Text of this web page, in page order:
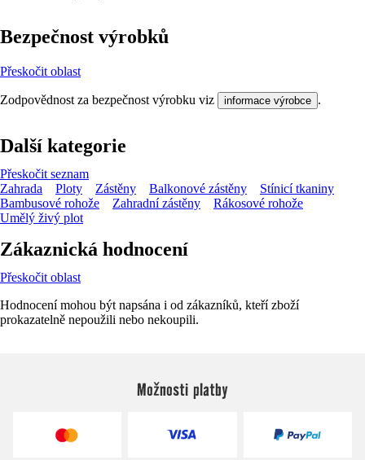
Bezpečnost výrobků
Přeskočit oblast
Zodpovědnost za bezpečnost výrobku viz informace výrobce .
Další kategorie
Přeskočit seznam
Zahrada
Ploty Zástěny Balkonové zástěny
Stínicí tkaniny
Bambusové rohože
Zahradní zástěny
Rákosové rohože
Umělý živý plot
Zákaznická hodnocení
Přeskočit oblast
Hodnocení mohou být napsána i od zákazníků, kteří zboží
prokazatelně nepoužili nebo nekoupili.
Možnosti platby